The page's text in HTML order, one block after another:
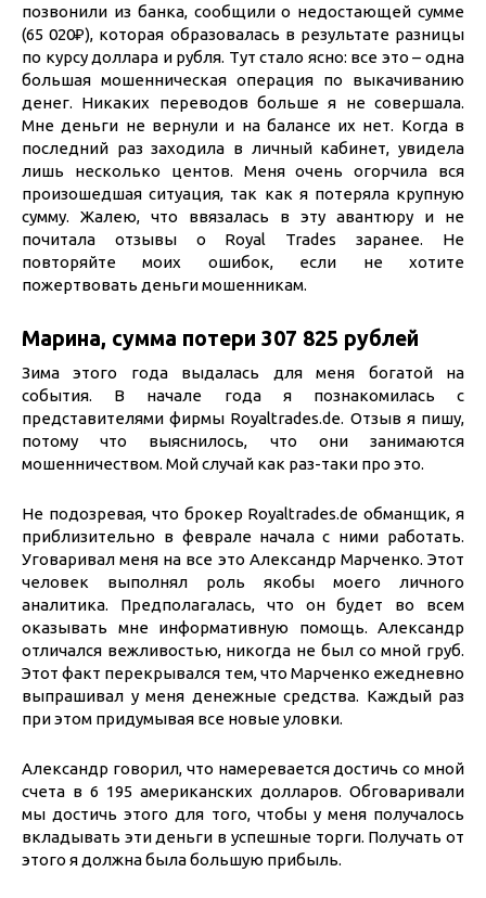
позвонили из банка, сообщили о недостающей сумме
(65 020₽), которая образовалась в результате разницы
по курсу доллара и рубля. Тут стало ясно: все это – одна
большая мошенническая операция по выкачиванию
денег. Никаких переводов больше я не совершала.
Мне деньги не вернули и на балансе их нет. Когда в
последний раз заходила в личный кабинет, увидела
лишь несколько центов. Меня очень огорчила вся
произошедшая ситуация, так как я потеряла крупную
сумму. Жалею, что ввязалась в эту авантюру и не
почитала отзывы о Royal Trades заранее. Не
повторяйте моих ошибок, если не хотите
пожертвовать деньги мошенникам.
Марина, сумма потери 307 825 рублей
Зима этого года выдалась для меня богатой на
события. В начале года я познакомилась с
представителями фирмы Royaltrades.de. Отзыв я пишу,
потому что выяснилось, что они занимаются
мошенничеством. Мой случай как раз-таки про это.
Не подозревая, что брокер Royaltrades.de обманщик, я
приблизительно в феврале начала с ними работать.
Уговаривал меня на все это Александр Марченко. Этот
человек выполнял роль якобы моего личного
аналитика. Предполагалась, что он будет во всем
оказывать мне информативную помощь. Александр
отличался вежливостью, никогда не был со мной груб.
Этот факт перекрывался тем, что Марченко ежедневно
выпрашивал у меня денежные средства. Каждый раз
при этом придумывая все новые уловки.
Александр говорил, что намеревается достичь со мной
счета в 6 195 американских долларов. Обговаривали
мы достичь этого для того, чтобы у меня получалось
вкладывать эти деньги в успешные торги. Получать от
этого я должна была большую прибыль.